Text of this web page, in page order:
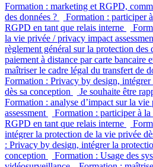
Formation : marketing et RGPD,
des données ?
Formation : participer
RGPD en tant que relais interne
la vie privée / privacy impact
règlement général sur la protection des
paiement à distance par carte bancaire
maîtriser le cadre légal du transfert de
Formation : Privacy by design,
dès sa conception
Je souhaite être
Formation : analyse d’impact sur la
assessment
Formation : participer à
RGPD en tant que relais interne
intégrer la protection de la vie privée
: Privacy by design, intégrer la
conception
Formation : Usage des